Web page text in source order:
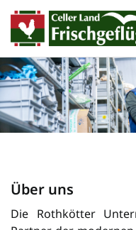
Über uns
Die Rothkötter